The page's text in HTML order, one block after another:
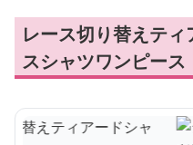
レース切り替えテ
スシャツワンピース